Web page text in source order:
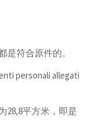
符合原件的。
personali allegati
28,8平方米，即是